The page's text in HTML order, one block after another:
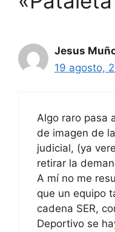
Jesus
19 agosto,
Algo raro pasa
de imagen de
judicial, (ya
retirar la
A mí no me
que un equipo
cadena SER,
Deportivo se